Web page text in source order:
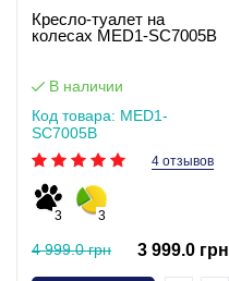
Кресло-туалет на
колесах MED1-SC7005B
В наличии
Код товара: MED1-
SC7005B
4 отзывов
3 3
4 999.0 грн 3 999.0 грн